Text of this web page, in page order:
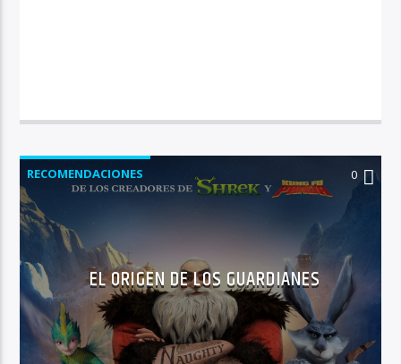
RECOMENDACIONES 0
EL ORIGEN DE LOS GUARDIANES